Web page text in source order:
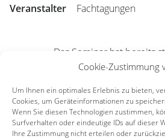
Cookie-Zustimmung
Um Ihnen ein optimales Erlebnis zu bieten,
Cookies, um Geräteinformationen zu
Wenn Sie diesen Technologien zustimmen,
Surfverhalten oder eindeutige IDs auf dieser
Ihre Zustimmung nicht erteilen oder
Veranstalter
Fachtagungen
Das Seminar hat bereits
Radio
Seminar-Archiv